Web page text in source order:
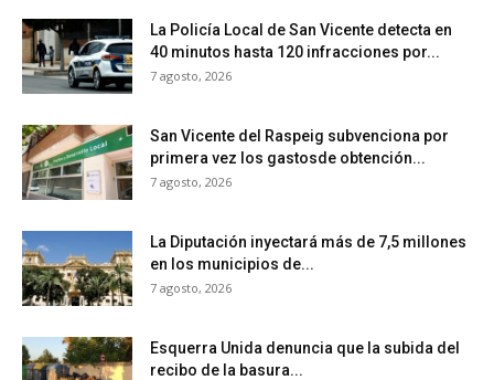
La Policía Local de San Vicente detecta en
40 minutos hasta 120 infracciones por...
7 agosto, 2026
San Vicente del Raspeig subvenciona por
primera vez los gastosde obtención...
7 agosto, 2026
La Diputación inyectará más de 7,5 millones
en los municipios de...
7 agosto, 2026
Esquerra Unida denuncia que la subida del
recibo de la basura...